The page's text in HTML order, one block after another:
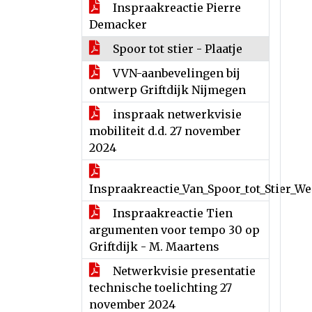
Inspraakreactie Pierre
Demacker
Spoor tot stier - Plaatje
VVN-aanbevelingen bij
ontwerp Griftdijk Nijmegen
inspraak netwerkvisie
mobiliteit d.d. 27 november
2024
Inspraakreactie Tien
argumenten voor tempo 30 op
Griftdijk - M. Maartens
Netwerkvisie presentatie
technische toelichting 27
november 2024